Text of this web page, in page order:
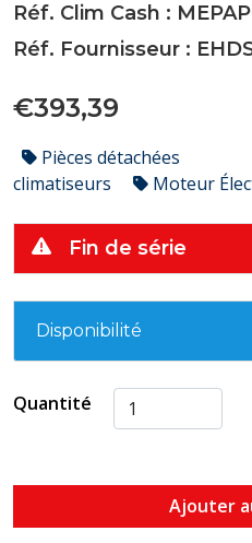
Réf. Clim Cash :
Réf. Fournisseur :
€393,39
Pièces détachées
climatiseurs
Moteur
Fin de série
Disponibilité
Quantité
Ajouter